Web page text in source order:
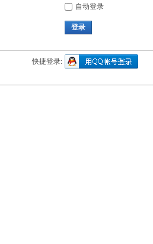
自动登录
登录
快捷登录: